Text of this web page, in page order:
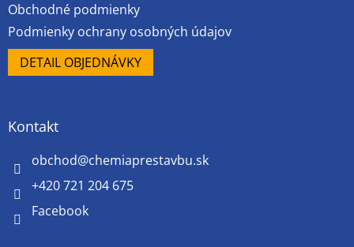
Obchodné podmienky
Podmienky ochrany osobných údajov
DETAIL OBJEDNÁVKY
Kontakt
obchod@chemiaprestavbu.sk
+420 721 204 675
Facebook